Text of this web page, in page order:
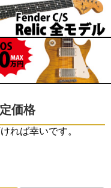
価格
れば幸いです。